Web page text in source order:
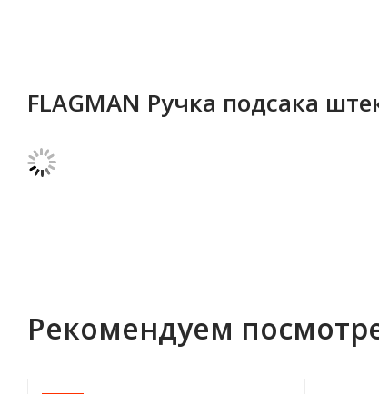
FLAGMAN Ручка подсака
Рекомендуем